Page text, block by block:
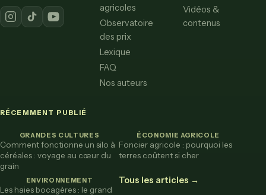
agricoles
Observatoire
des prix
Lexique
FAQ
Nos auteurs
Vidéos &
contenus
RÉCEMMENT PUBLIÉ
GRANDES CULTURES
Comment fonctionne un silo à
céréales : voyage au cœur du
grain
ÉCONOMIE AGRICOLE
Foncier agricole : pourquoi les
terres coûtent si cher
ENVIRONNEMENT
Les haies bocagères : le grand
Tous les articles →